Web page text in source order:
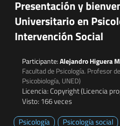
Presentación y
Universitario en
Intervención Social
Participante:Alejandro Higuera
Facultad de Psicología. Profesor
Psicobiología, UNED)
Licencia: Copyright (Licencia
Visto: 166 veces
Psicología
Psicología social